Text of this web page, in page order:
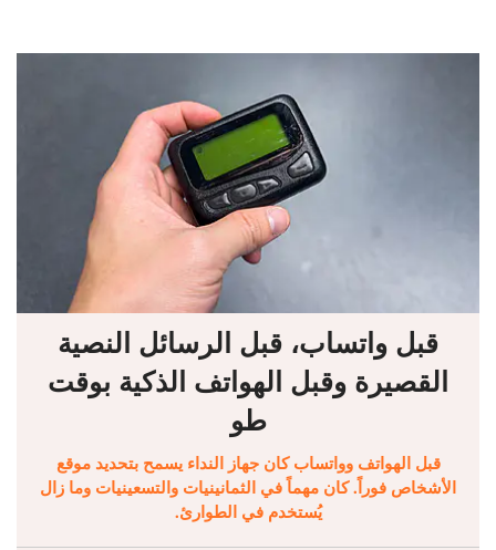
قبل واتساب، قبل الرسائل النصية
القصيرة وقبل الهواتف الذكية بوقت
طو
قبل الهواتف وواتساب كان جهاز النداء يسمح بتحديد موقع
الأشخاص فوراً. كان مهماً في الثمانينيات والتسعينيات وما زال
يُستخدم في الطوارئ.